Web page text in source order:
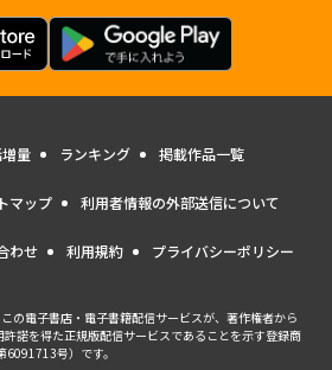
量 ランキング 掲載作品一覧
マップ 利用者情報の外部送信について
わせ 利用規約 プライバシーポリシー
の電子書店・電子書籍配信サービスが、著作権者から
許諾を得た正規版配信サービスであることを示す登録商
6091713号）です。